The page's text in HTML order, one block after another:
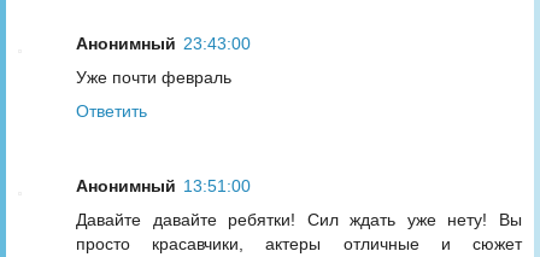
Анонимный 23:43:00
Уже почти февраль
Ответить
Анонимный 13:51:00
Давайте давайте ребятки! Сил ждать уже нету! Вы
просто красавчики, актеры отличные и сюжет